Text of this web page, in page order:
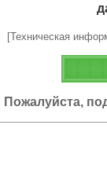
[Техническая
Пожалуйста,